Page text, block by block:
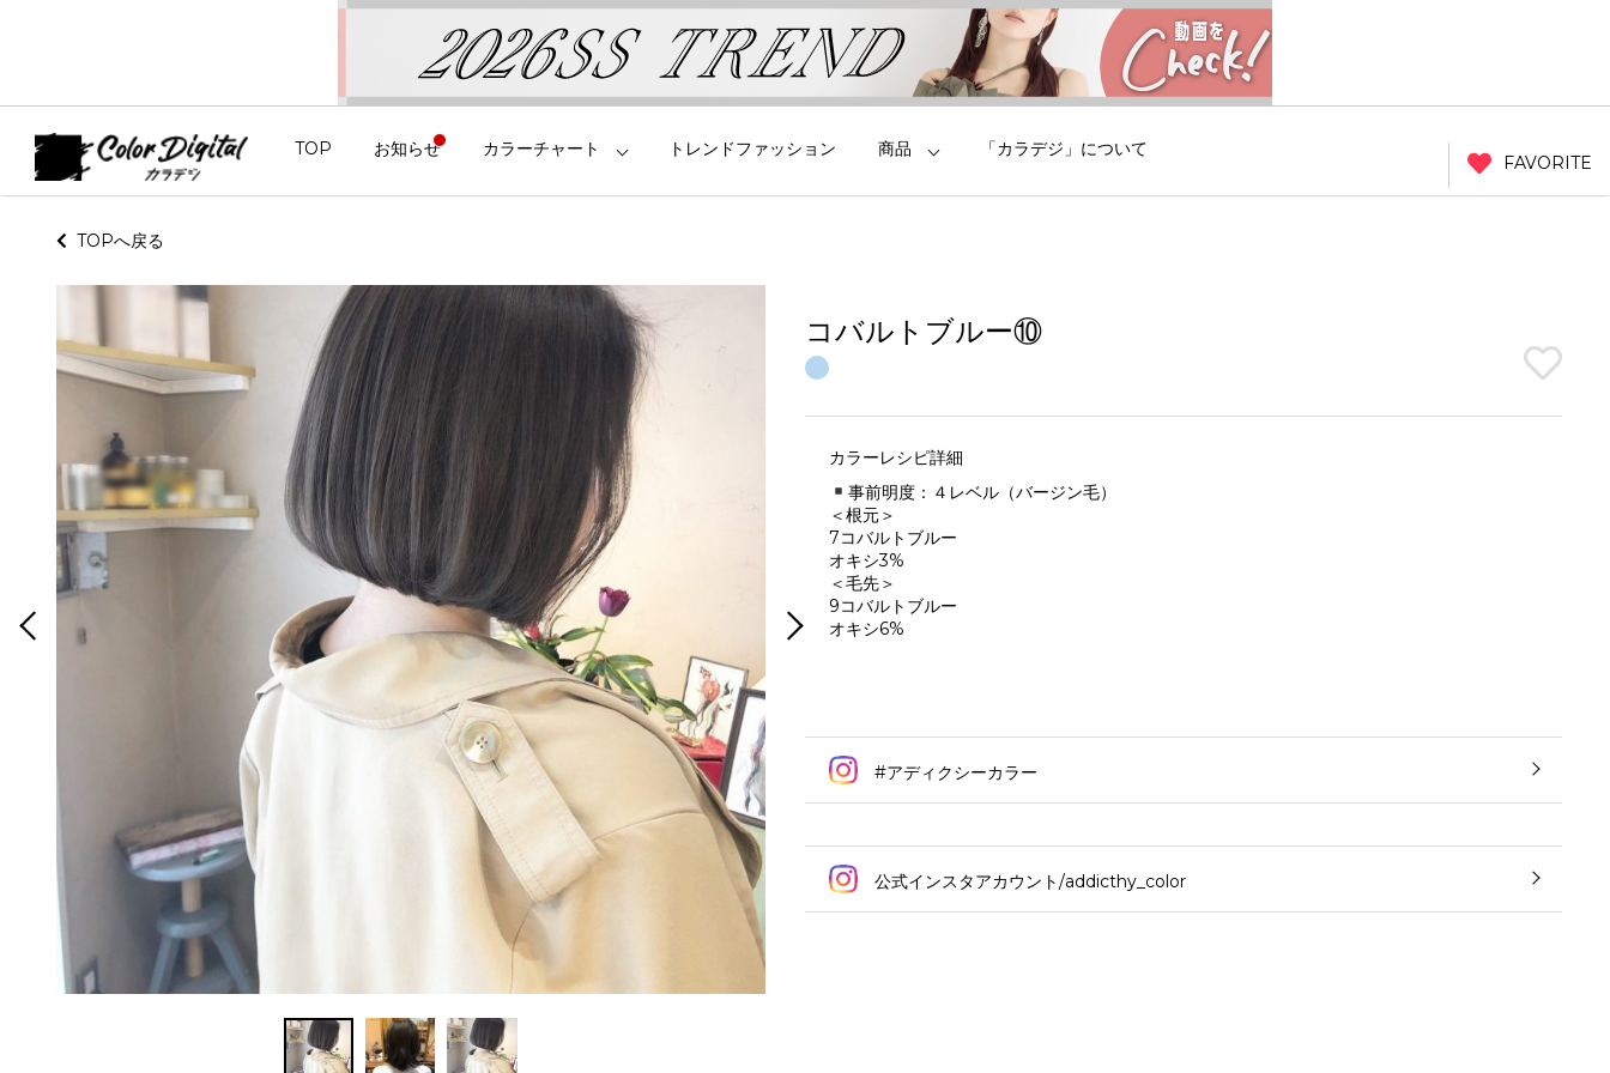
TOP お知らせ カラーチャート トレンドファッション 商品 「カラデジ」について
FAVORITE
TOPへ戻る
コバルトブルー⑩
カラーレシピ詳細
事前明度：４レベル（バージン毛）
＜根元＞
7コバルトブルー
オキシ3%
＜毛先＞
9コバルトブルー
オキシ6%
#アディクシーカラー
公式インスタアカウント/addicthy_color